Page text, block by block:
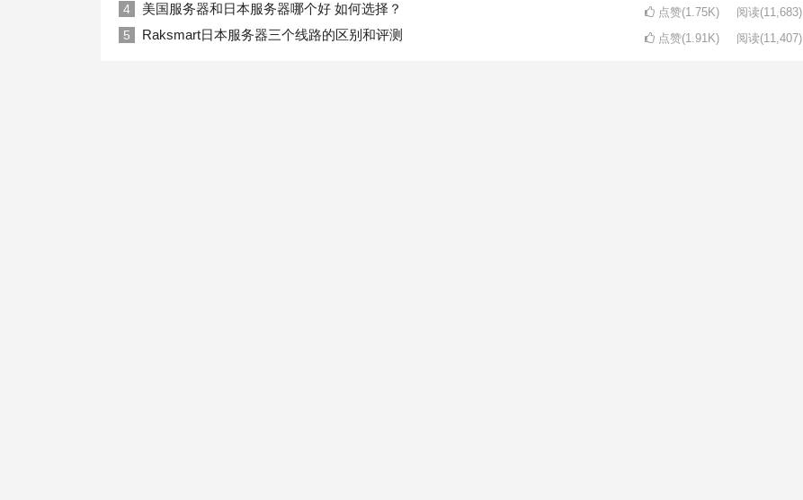
4 美国服务器和日本服务器哪个好 如何选择？ 点赞(1.75K) 阅读(11,683)
5 Raksmart日本服务器三个线路的区别和评测 点赞(1.91K) 阅读(11,407)